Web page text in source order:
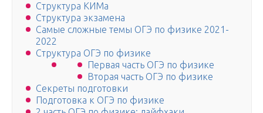
Структура КИМа
Структура экзамена
Самые сложные темы ОГЭ по физике 2021-
2022
Структура ОГЭ по физике
Первая часть ОГЭ по физике
Вторая часть ОГЭ по физике
Секреты подготовки
Подготовка к ОГЭ по физике